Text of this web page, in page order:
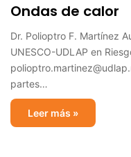
Ondas de calor
Dr. Polioptro F. Martínez
UNESCO-UDLAP en
partes…
Leer más »